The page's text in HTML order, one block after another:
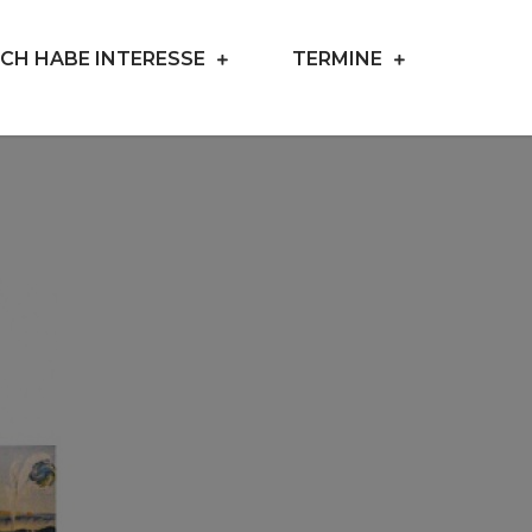
HABE INTERESSE TERMINE